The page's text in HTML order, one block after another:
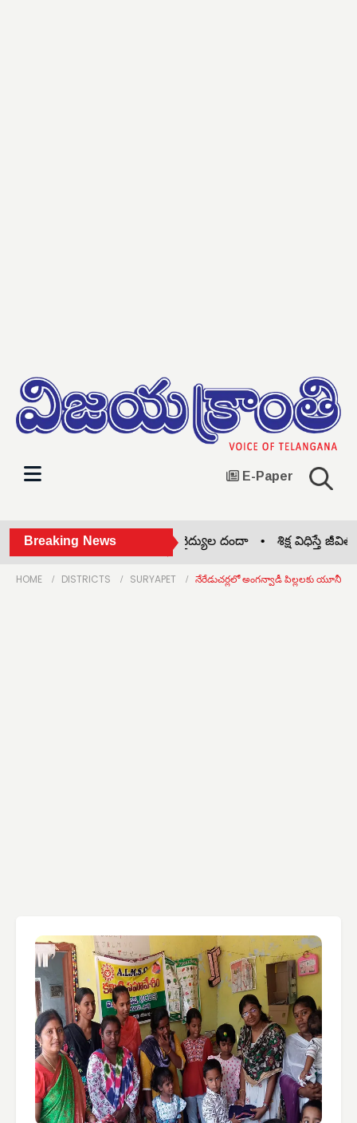
E-Paper
Breaking News
బీజేపీ గెలుపే లక్ష్యం • నకిలీ వైద్యుల దందా • శిక్ష విధిస్తే
HOME DISTRICTS SURYAPET నేరేడుచర్లలో అంగన్వాడీ పిల్లలకు